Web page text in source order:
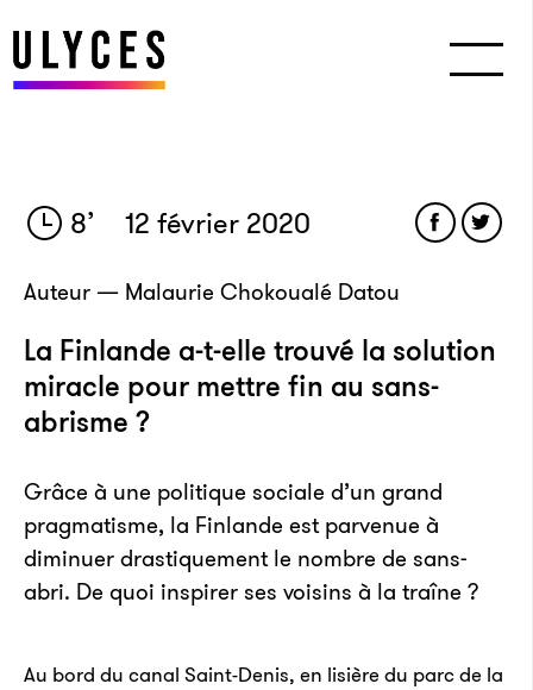
8’ 12 février 2020
Auteur — Malaurie Chokoualé Datou
La Finlande a-t-elle trouvé la solution
miracle pour mettre fin au sans-
abrisme ?
Grâce à une politique sociale d’un grand
pragmatisme, la Finlande est parvenue à
diminuer drastiquement le nombre de sans-
abri. De quoi inspirer ses voisins à la traîne ?
Au bord du canal Saint-Denis, en lisière du parc de la